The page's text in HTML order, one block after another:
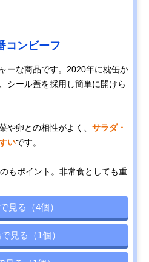
コンビーフ
ーな商品です。2020年に枕缶か
シール蓋を採用し簡単に開けら
や卵との相性がよく、 サラダ・
いです。
もポイント。非常食としても重
見る（4個）
見る（1個）